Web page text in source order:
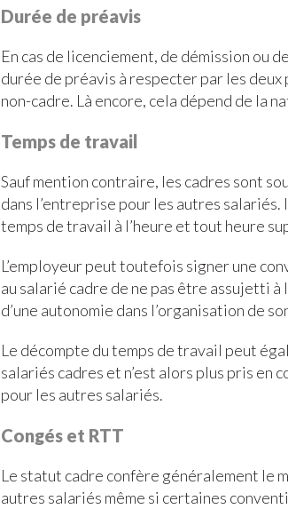
Durée de préavis
En cas de licenciement, de démission ou
durée de préavis à respecter par les
non-cadre. Là encore, cela dépend de la
Temps de travail
Sauf mention contraire, les cadres sont
dans l’entreprise pour les autres
temps de travail à l’heure et tout heure
L’employeur peut toutefois signer une
au salarié cadre de ne pas être assujetti
d’une autonomie dans l’organisation de
Le décompte du temps de travail peut
salariés cadres et n’est alors plus pris en
pour les autres salariés.
Congés et RTT
Le statut cadre confère généralement le
autres salariés même si certaines